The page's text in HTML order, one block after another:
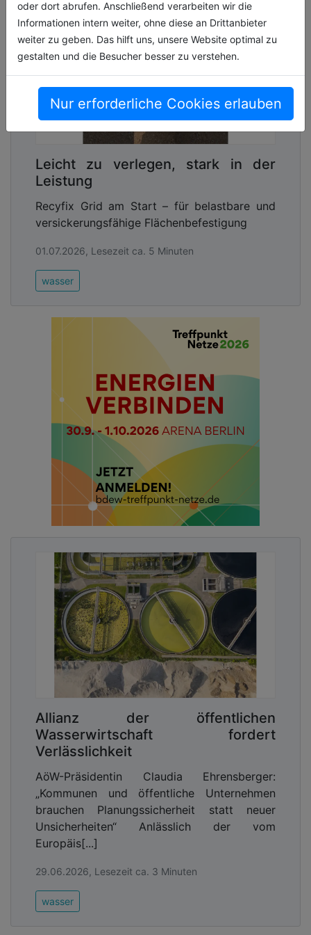
oder dort abrufen. Anschließend verarbeiten wir die
Informationen intern weiter, ohne diese an Drittanbieter
weiter zu geben. Das hilft uns, unsere Website optimal zu
gestalten und die Besucher besser zu verstehen.
Nur erforderliche Cookies erlauben
Leicht zu verlegen, stark in der
Leistung
Recyfix Grid am Start – für belastbare und
versickerungsfähige Flächenbefestigung
01.07.2026, Lesezeit ca. 5 Minuten
wasser
Allianz der öffentlichen
Wasserwirtschaft fordert
Verlässlichkeit
AöW-Präsidentin Claudia Ehrensberger:
„Kommunen und öffentliche Unternehmen
brauchen Planungssicherheit statt neuer
Unsicherheiten“ Anlässlich der vom
Europäis[...]
29.06.2026, Lesezeit ca. 3 Minuten
wasser